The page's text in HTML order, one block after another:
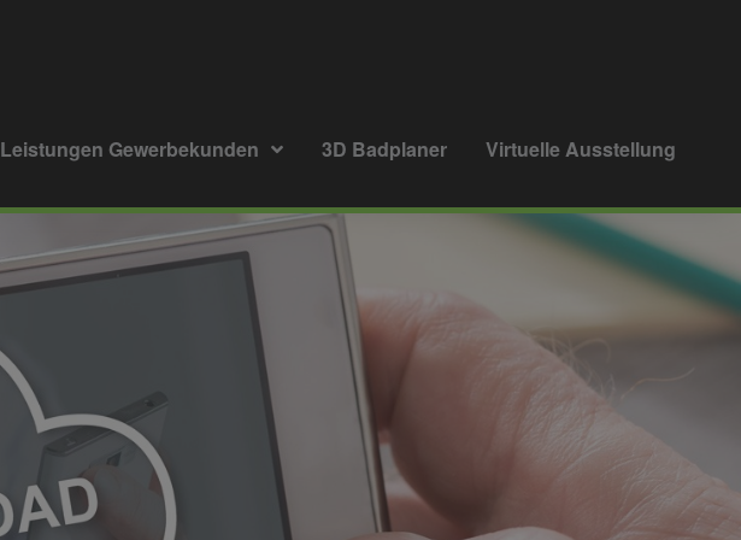
Leistungen Gewerbekunden 3D Badplaner Virtuelle Ausstellung